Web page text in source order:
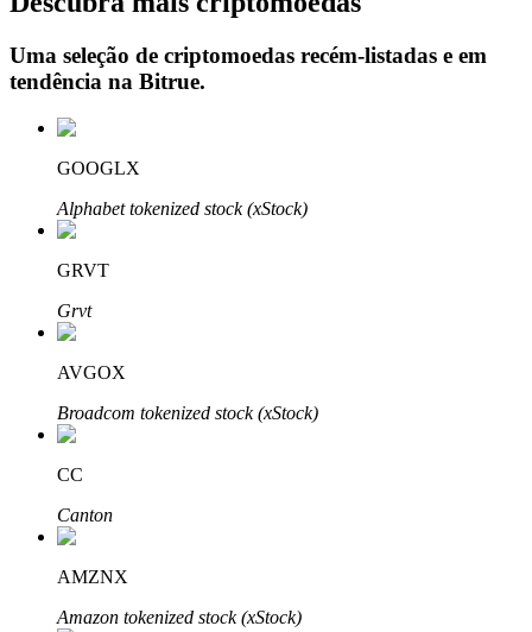
Aprenda como ganhar renda passiva
Bitrue
Uma seleção de criptomoedas recém-listadas e em
tendência na Bitrue.
GOOGLX
Alphabet tokenized stock (xStock)
GRVT
Grvt
AVGOX
Broadcom tokenized stock (xStock)
CC
Canton
AMZNX
Amazon tokenized stock (xStock)